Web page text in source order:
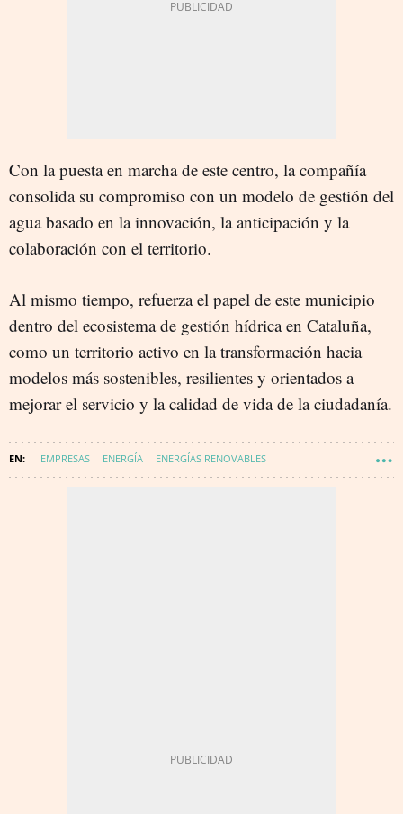
Con la puesta en marcha de este centro, la compañía
consolida su compromiso con un modelo de gestión del
agua basado en la innovación, la anticipación y la
colaboración con el territorio.
Al mismo tiempo, refuerza el papel de este municipio
dentro del ecosistema de gestión hídrica en Cataluña,
como un territorio activo en la transformación hacia
modelos más sostenibles, resilientes y orientados a
mejorar el servicio y la calidad de vida de la ciudadanía.
EMPRESAS ENERGÍA ENERGÍAS RENOVABLES